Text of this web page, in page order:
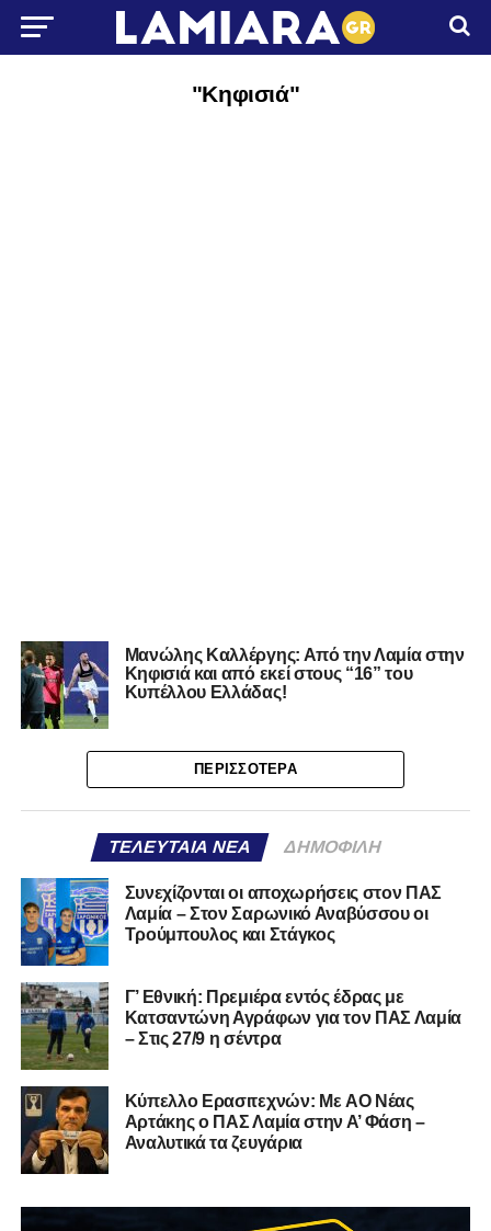
"Κηφισιά"
Μανώλης Καλλέργης: Από την Λαμία στην
Κηφισιά και από εκεί στους “16” του
Κυπέλλου Ελλάδας!
ΠΕΡΙΣΣΌΤΕΡΑ
ΤΕΛΕΥΤΑΊΑ ΝΈΑ ΔΗΜΟΦΙΛΉ
Συνεχίζονται οι αποχωρήσεις στον ΠΑΣ
Λαμία – Στον Σαρωνικό Αναβύσσου οι
Τρούμπουλος και Στάγκος
Γ’ Εθνική: Πρεμιέρα εντός έδρας με
Κατσαντώνη Αγράφων για τον ΠΑΣ Λαμία
– Στις 27/9 η σέντρα
Kύπελλο Ερασιτεχνών: Με AO Nέας
Αρτάκης ο ΠΑΣ Λαμία στην Α’ Φάση –
Αναλυτικά τα ζευγάρια